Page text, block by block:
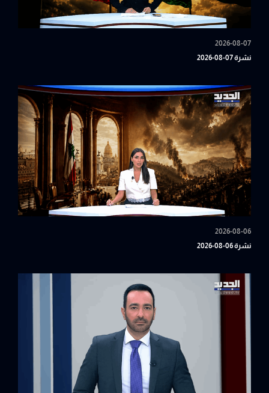
2026-08-07
نشرة 07-08-2026
2026-08-06
نشرة 06-08-2026